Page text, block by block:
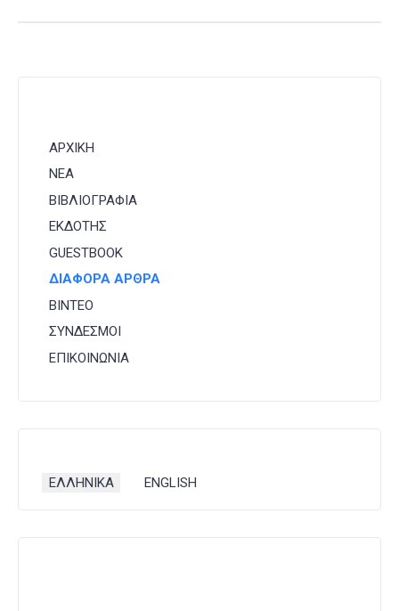
ΑΡΧΙΚΗ
ΝΕΑ
ΒΙΒΛΙΟΓΡΑΦΙΑ
ΕΚΔΟΤΗΣ
GUESTBOOK
ΔΙΑΦΟΡΑ ΑΡΘΡΑ
ΒΙΝΤΕΟ
ΣΥΝΔΕΣΜΟΙ
ΕΠΙΚΟΙΝΩΝΙΑ
Επιλέξτε τη γλώσσα σας
ΕΛΛΗΝΙΚΑ ENGLISH